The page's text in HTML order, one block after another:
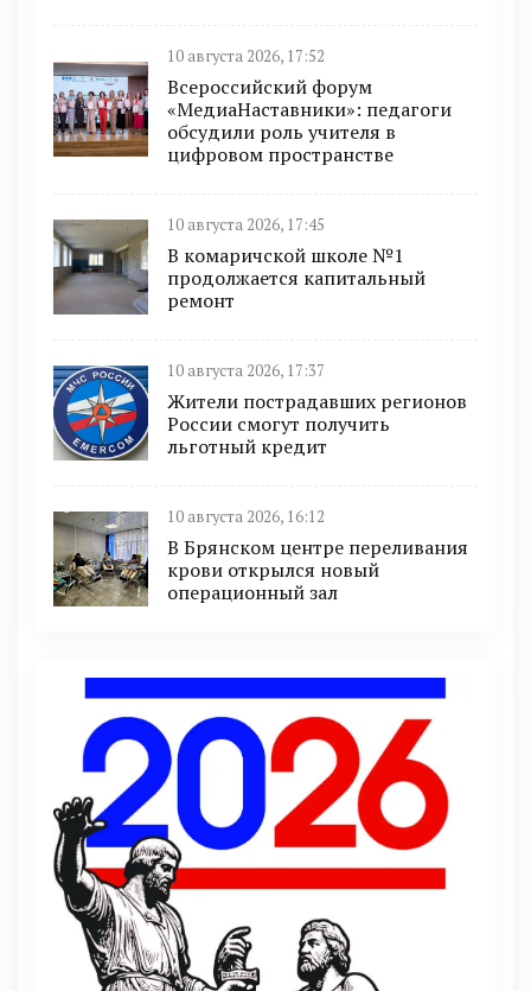
10 августа 2026, 17:52
Всероссийский форум
«МедиаНаставники»: педагоги
обсудили роль учителя в
цифровом пространстве
10 августа 2026, 17:45
В комаричской школе №1
продолжается капитальный
ремонт
10 августа 2026, 17:37
Жители пострадавших регионов
России смогут получить
льготный кредит
10 августа 2026, 16:12
В Брянском центре переливания
крови открылся новый
операционный зал